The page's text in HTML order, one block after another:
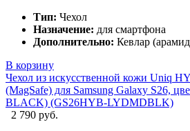
Тип: Чехол
Назначение: для смартфона
Дополнительно: Кевлар
В корзину
Чехол из искусственной кожи Uniq
(MagSafe) для Samsung Galaxy S26,
BLACK) (GS26HYB-LYDMDBLK)
2 790 руб.